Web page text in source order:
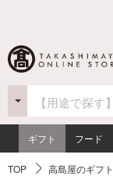
ギフト フード
TOP 高島屋のギフト